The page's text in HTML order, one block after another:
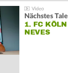
Nächstes
1. FC
NEVES